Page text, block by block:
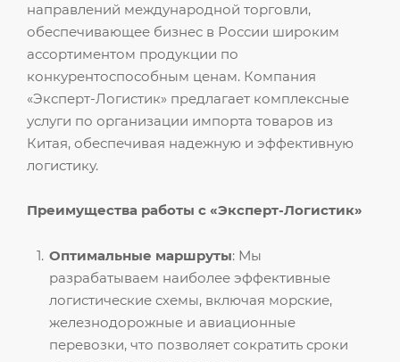
направлений международной торговли,
обеспечивающее бизнес в России широким
ассортиментом продукции по
конкурентоспособным ценам. Компания
«Эксперт-Логистик» предлагает комплексные
услуги по организации импорта товаров из
Китая, обеспечивая надежную и эффективную
логистику.
Преимущества работы с «Эксперт-Логистик»
Оптимальные маршруты: Мы
разрабатываем наиболее эффективные
логистические схемы, включая морские,
железнодорожные и авиационные
перевозки, что позволяет сократить сроки